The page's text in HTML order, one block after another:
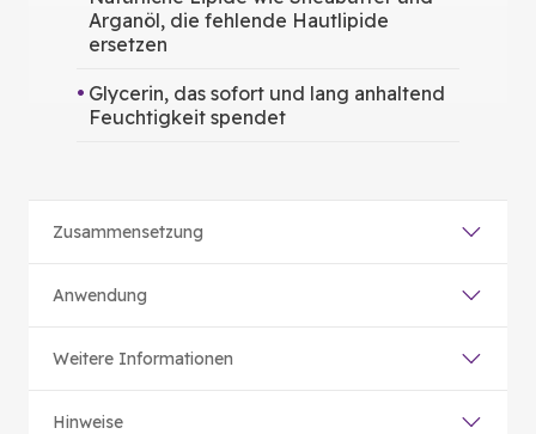
Arganöl, die fehlende Hautlipide
ersetzen
Glycerin, das sofort und lang anhaltend
Feuchtigkeit spendet
Zusammensetzung
Anwendung
Weitere Informationen
Hinweise